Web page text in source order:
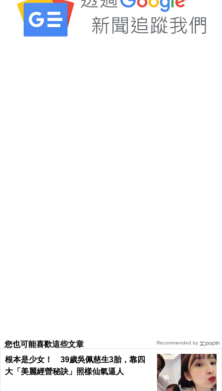
您也可能喜歡這些文章
根本是少女！ 39歲吳佩慈生3胎，靠四
大「美麗經營秘訣」照樣仙氣逼人
Recommended by